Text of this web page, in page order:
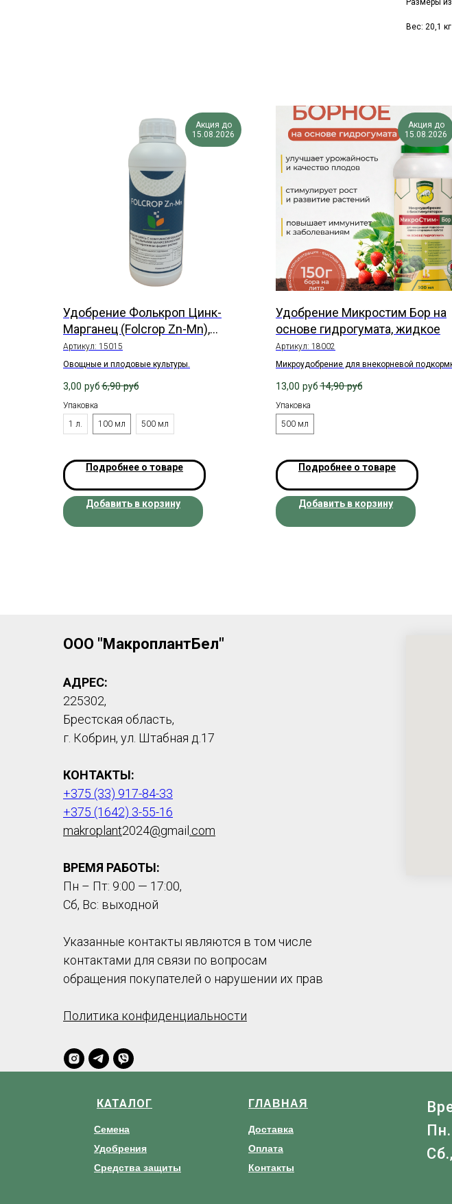
Размеры
Вес: 20,1
Акция до
15.08.2026
Удобрение Фолькроп Цинк-
Марганец (Folcrop Zn-Mn),
жидкое
Артикул: 15015
Овощные и плодовые культуры.
3,00 руб 6,90 руб
Упаковка
1 л.
100 мл 500 мл
Подробнее о товаре
Добавить в корзину
Акция до
15.08.2026
Удобрение Микростим Бор на
основе гидрогумата, жидкое
Артикул: 18002
Микроудобрение для внекорневой
13,00 руб 14,90 руб
Упаковка
500 мл
Подробнее о товаре
Добавить в корзину
ООО "МакроплантБел"
АДРЕС:
225302,
Брестская область,
г. Кобрин, ул. Штабная д.17
КОНТАКТЫ:
+375 (33) 917-84-33
+375 (1642) 3-55-16
makroplant2024@gmail .com
ВРЕМЯ РАБОТЫ:
Пн – Пт: 9:00 — 17:00,
Сб, Вс: выходной
Указанные контакты являются в том числе
контактами для связи по вопросам
обращения покупателей о нарушении их прав
Политика конфиденциальности
ГЛАВНАЯ
Доставка
Оплата
Контакты
КАТАЛОГ
Семена
Удобрения
Средства защиты